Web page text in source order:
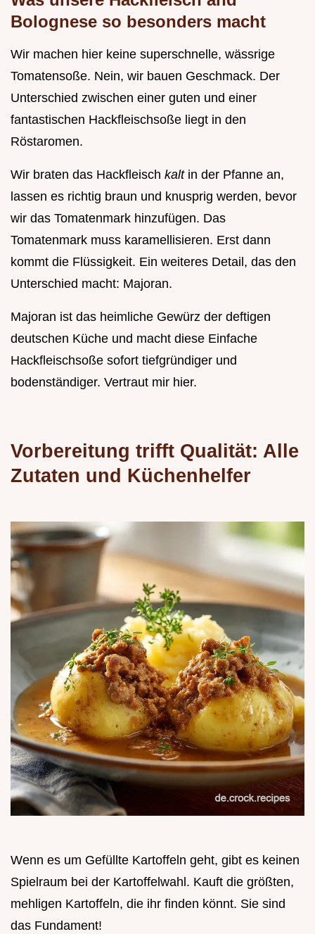
Bolognese so besonders macht
Wir machen hier keine superschnelle, wässrige
Tomatensoße. Nein, wir bauen Geschmack. Der
Unterschied zwischen einer guten und einer
fantastischen Hackfleischsoße liegt in den
Röstaromen.
Wir braten das Hackfleisch kalt in der Pfanne an,
lassen es richtig braun und knusprig werden, bevor
wir das Tomatenmark hinzufügen. Das
Tomatenmark muss karamellisieren. Erst dann
kommt die Flüssigkeit. Ein weiteres Detail, das den
Unterschied macht: Majoran.
Majoran ist das heimliche Gewürz der deftigen
deutschen Küche und macht diese Einfache
Hackfleischsoße sofort tiefgründiger und
bodenständiger. Vertraut mir hier.
Vorbereitung trifft Qualität: Alle
Zutaten und Küchenhelfer
Wenn es um Gefüllte Kartoffeln geht, gibt es keinen
Spielraum bei der Kartoffelwahl. Kauft die größten,
mehligen Kartoffeln, die ihr finden könnt. Sie sind
das Fundament!